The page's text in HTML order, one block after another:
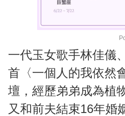
一代玉女歌手林佳儀
首〈一個人的我依然
壇，經歷弟弟成為植
又和前夫結束16年婚